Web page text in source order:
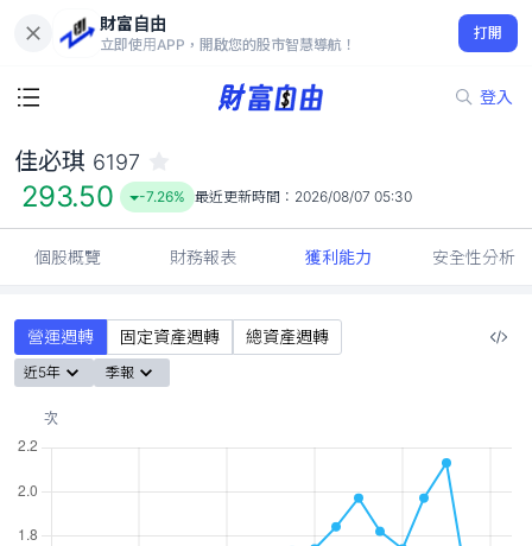
財富自由
立即使用APP，開啟您的股市智慧導航！
打開
登入
293.50
-7.26%
佳必琪 6197
293.50 -7.26% 最近更新時間： 2026/08/07 05:30
個股概覽 財務報表 獲利能力 安全性分析
營運週轉 固定資產週轉 總資產週轉
近5年 季報